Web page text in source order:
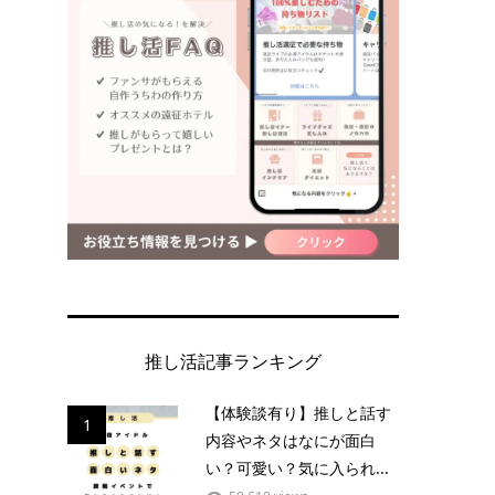
推し活記事ランキング
1
【体験談有り】推しと話す
内容やネタはなにが面白
い？可愛い？気に入られ...